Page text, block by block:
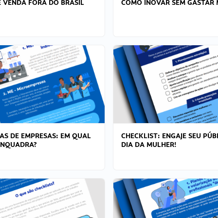
VENDA FORA DO BRASIL COMO INOVAR SEM GASTAR
DE EMPRESAS: EM QUAL
CHECKLIST: ENGAJE SEU
DIA DA MULHER!